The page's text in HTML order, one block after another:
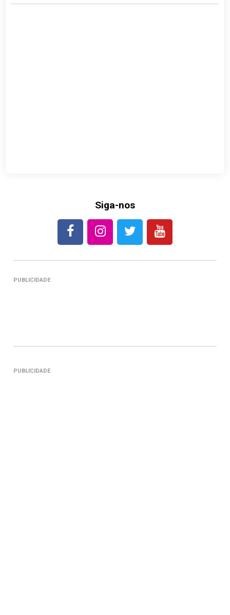
Siga-nos
PUBLICIDADE
PUBLICIDADE